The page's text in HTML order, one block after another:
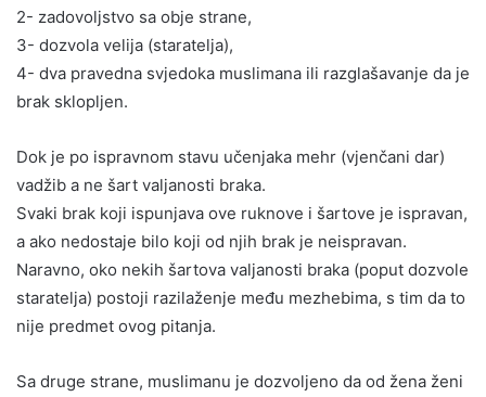
2- zadovoljstvo sa obje strane,
3- dozvola velija (staratelja),
4- dva pravedna svjedoka muslimana ili razglašavanje da je
brak sklopljen.
Dok je po ispravnom stavu učenjaka mehr (vjenčani dar)
vadžib a ne šart valjanosti braka.
Svaki brak koji ispunjava ove ruknove i šartove je ispravan,
a ako nedostaje bilo koji od njih brak je neispravan.
Naravno, oko nekih šartova valjanosti braka (poput dozvole
staratelja) postoji razilaženje među mezhebima, s tim da to
nije predmet ovog pitanja.
Sa druge strane, muslimanu je dozvoljeno da od žena ženi